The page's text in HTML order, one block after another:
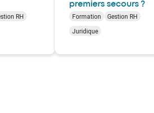
RH
premiers secours ?
Formation
Gestion RH
Juridique